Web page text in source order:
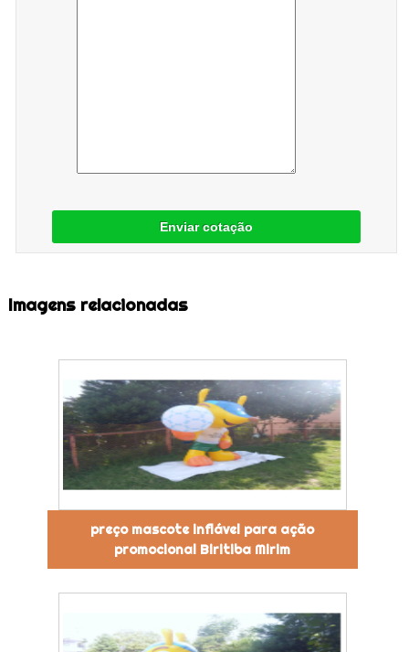
Enviar cotação
Imagens relacionadas
preço mascote inflável para ação
promocional Biritiba Mirim